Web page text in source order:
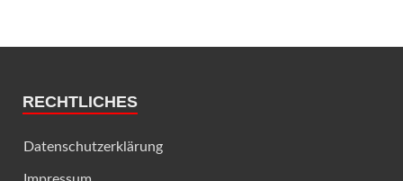
RECHTLICHES
Datenschutzerklärung